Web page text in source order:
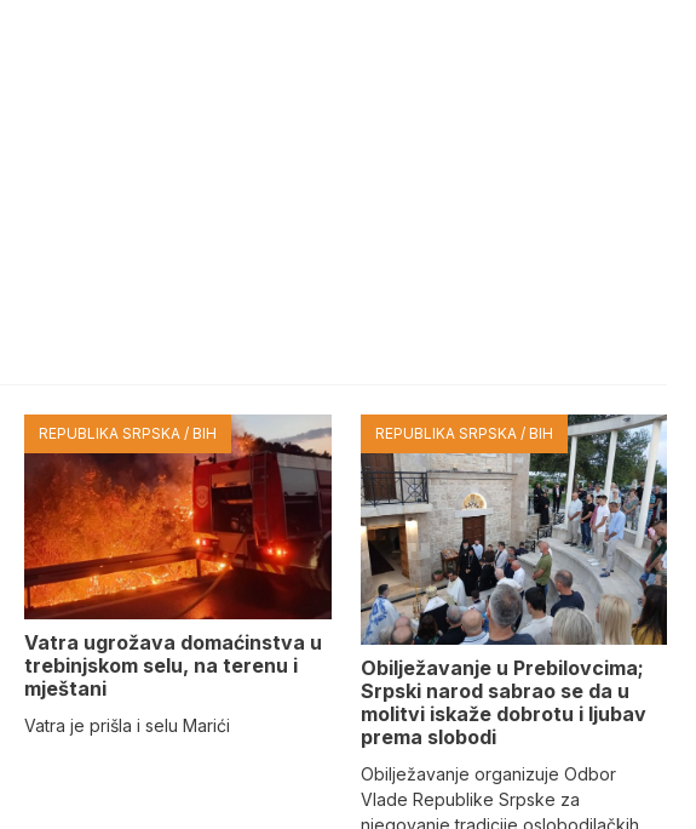
REPUBLIKA SRPSKA / BIH
Vatra ugrožava domaćinstva u
trebinjskom selu, na terenu i
mještani
Vatra je prišla i selu Marići
REPUBLIKA SRPSKA / BIH
Obilježavanje u Prebilovcima;
Srpski narod sabrao se da u
molitvi iskaže dobrotu i ljubav
prema slobodi
Obilježavanje organizuje Odbor
Vlade Republike Srpske za